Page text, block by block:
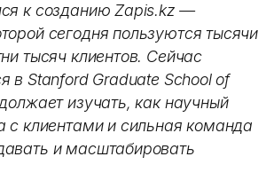
к созданию Zapis.kz —
сегодня пользуются тысячи
тысяч клиентов. Сейчас
в Stanford Graduate School of
изучать, как научный
с клиентами и сильная команда
и масштабировать